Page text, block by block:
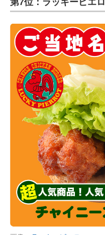
第7位：ラッキーピエロ